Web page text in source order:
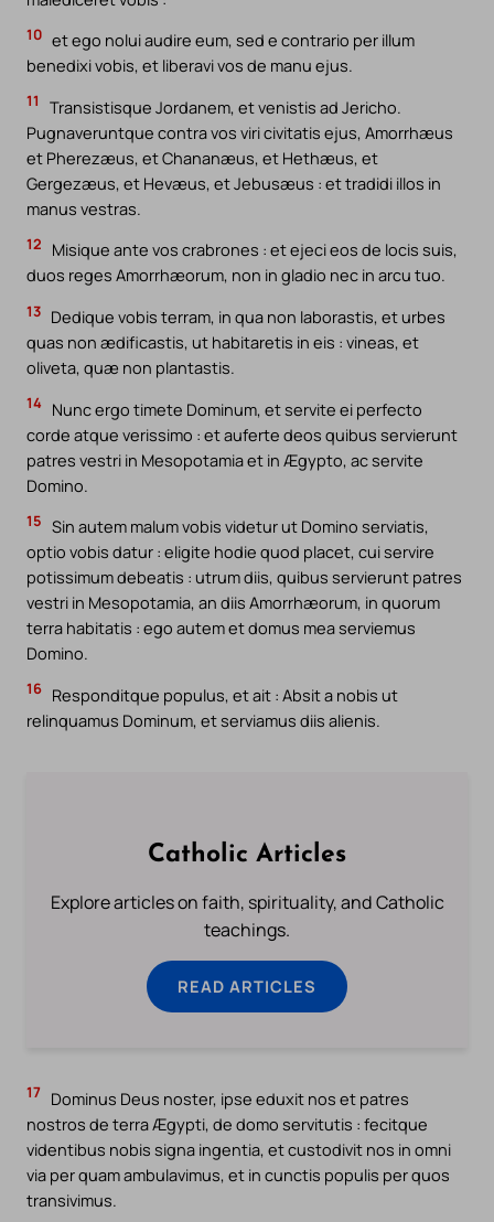
10 et ego nolui audire eum, sed e contrario per illum
benedixi vobis, et liberavi vos de manu ejus.
11
Transistisque Jordanem, et venistis ad Jericho.
Pugnaveruntque contra vos viri civitatis ejus, Amorrhæus
et Pherezæus, et Chananæus, et Hethæus, et
Gergezæus, et Hevæus, et Jebusæus : et tradidi illos in
manus vestras.
12
Misique ante vos crabrones : et ejeci eos de locis suis,
duos reges Amorrhæorum, non in gladio nec in arcu tuo.
13 Dedique vobis terram, in qua non laborastis, et urbes
quas non ædificastis, ut habitaretis in eis : vineas, et
oliveta, quæ non plantastis.
14 Nunc ergo timete Dominum, et servite ei perfecto
corde atque verissimo : et auferte deos quibus servierunt
patres vestri in Mesopotamia et in Ægypto, ac servite
Domino.
15 Sin autem malum vobis videtur ut Domino serviatis,
optio vobis datur : eligite hodie quod placet, cui servire
potissimum debeatis : utrum diis, quibus servierunt patres
vestri in Mesopotamia, an diis Amorrhæorum, in quorum
terra habitatis : ego autem et domus mea serviemus
Domino.
16 Responditque populus, et ait : Absit a nobis ut
relinquamus Dominum, et serviamus diis alienis.
Catholic Articles
Explore articles on faith, spirituality, and Catholic
teachings.
READ ARTICLES
17 Dominus Deus noster, ipse eduxit nos et patres
nostros de terra Ægypti, de domo servitutis : fecitque
videntibus nobis signa ingentia, et custodivit nos in omni
via per quam ambulavimus, et in cunctis populis per quos
transivimus.